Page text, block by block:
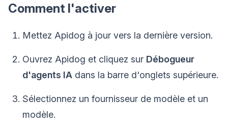
Comment l'activer
Mettez Apidog à jour vers la dernière version.
Ouvrez Apidog et cliquez sur Débogueur
d'agents IA dans la barre d'onglets supérieure.
Sélectionnez un fournisseur de modèle et un
modèle.